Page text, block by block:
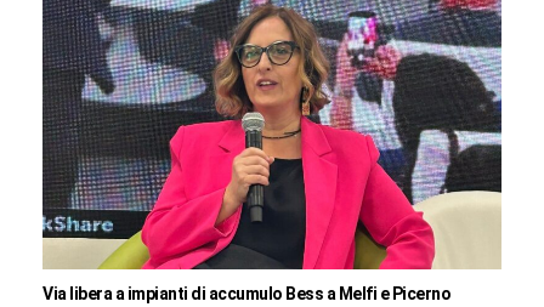
Via libera a impianti di accumulo Bess a Melfi e Picerno